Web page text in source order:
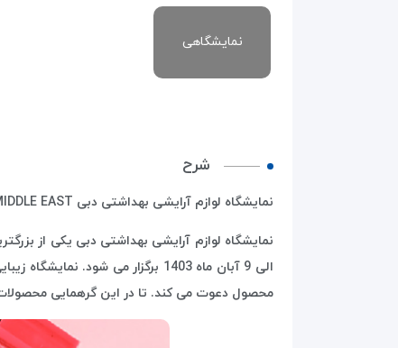
نمایشگاهی
شرح
نمایشگاه لوازم آرایشی بهداشتی دبی BEAUTYWORLD MIDDLE EAST
الی 9 آبان ماه 1403 برگزار می
محصول دعوت می کند. تا در این گرهمایی محصولات